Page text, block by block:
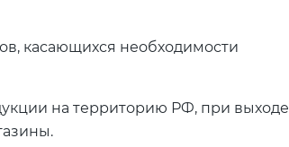
касающихся необходимости
на территорию РФ, при выходе